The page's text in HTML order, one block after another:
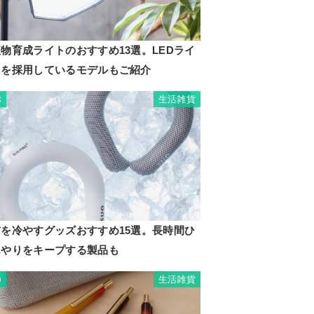
育成ライトのおすすめ13選。LEDライ
採用しているモデルもご紹介
生活雑貨
冷やすグッズおすすめ15選。長時間ひ
りをキープする製品も
生活雑貨